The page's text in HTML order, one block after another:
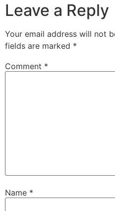
Leave a Reply
Your email address will not
fields are marked *
Comment *
Name *